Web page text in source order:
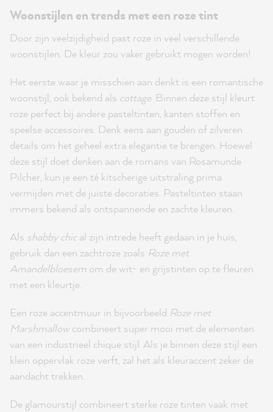
Woonstijlen en trends met een roze tint
Door zijn veelzijdigheid past roze in veel verschillende
woonstijlen. De kleur zou vaker gebruikt mogen worden!
Het eerste waar je misschien aan denkt is een romantische
woonstijl, ook bekend als cottage. Binnen deze stijl kleurt
roze perfect bij andere pasteltinten, kanten stoffen en
speelse accessoires. Denk eens aan gouden of zilveren
details om het geheel extra elegantie te brengen. Hoewel
deze stijl doet denken aan de romans van Rosamunde
Pilcher, kun je een té kitscherige uitstraling prima
vermijden met de juiste decoraties. Pasteltinten staan
immers bekend als ontspannende en zachte kleuren.
Als shabby chical zijn intrede heeft gedaan in je huis,
gebruik dan een zachtroze zoals Roze met
Amandelbloesem om de wit- en grijstinten op te fleuren
met een kleurtje.
Een roze accentmuur in bijvoorbeeld Roze met
Marshmallowcombineert super mooi met de elementen
van een industrieel chique stijl. Als je binnen deze stijl een
klein oppervlak roze verft, zal het als kleuraccent zeker de
aandacht trekken.
De glamourstijl combineert sterke roze tinten vaak met